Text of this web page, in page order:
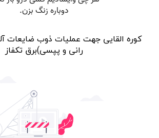
کوره القایی جهت عملیات ذوب ضایعات
رانی و پپسی)برق تکفاز